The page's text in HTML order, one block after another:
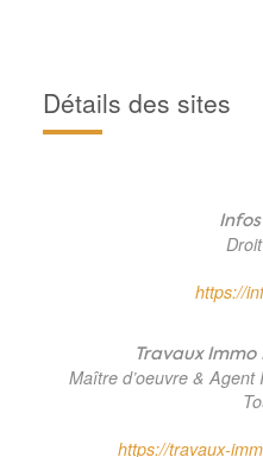
Détails des sites
https://
Travaux
Maître d’oeuvre &
https://travaux-